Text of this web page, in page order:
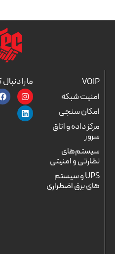
VOIP
امنیت شبکه
امکان سنجی
مرکز داده و اتاق
سرور
سیستم‌های
نظارتی و امنیتی
UPS و سیستم
های برق اضطراری
ما را
I
n
s
t
a
c
L
i
n
k
e